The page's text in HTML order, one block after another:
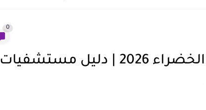
0
شبكة مستشفيات بوبا الفئة الخضراء 2026 | دليل مستشفيات